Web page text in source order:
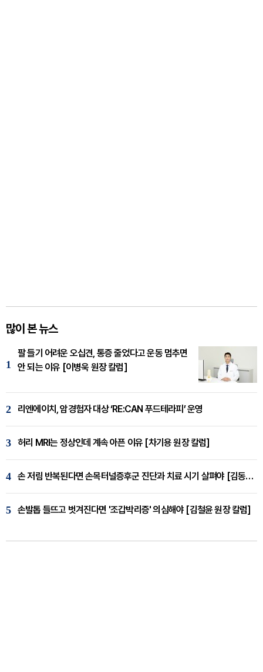
많이 본 뉴스
1
팔 들기 어려운 오십견, 통증 줄었다고 운동 멈추면
안 되는 이유 [이병욱 원장 칼럼]
2 리엔에이치, 암경험자 대상 ‘RE:CAN 푸드테라피’ 운영
3 허리 MRI는 정상인데 계속 아픈 이유 [차기용 원장 칼럼]
4 손 저림 반복된다면 손목터널증후군 진단과 치료 시기 살펴야 [김동현 원장 칼럼]
5 손발톱 들뜨고 벗겨진다면 '조갑박리증' 의심해야 [김철윤 원장 칼럼]